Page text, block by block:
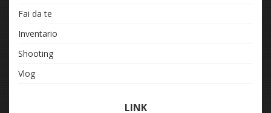
Fai da te
Inventario
Shooting
Vlog
LINK